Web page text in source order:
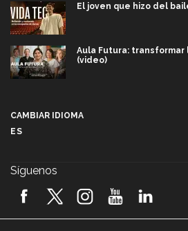
El joven que hizo del
Aula Futura:
(video)
2026! (video)
CAMBIAR IDIOMA
ES
Síguenos